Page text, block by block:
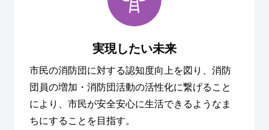
実現したい未来
市民の消防団に対する認知度向上を図り、消防
団員の増加・消防団活動の活性化に繋げること
により、市民が安全安心に生活できるようなま
ちにすることを目指す。